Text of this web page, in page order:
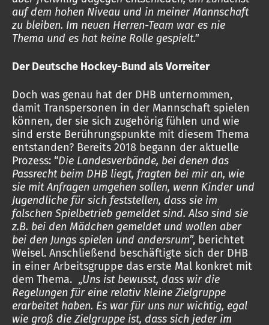
auf dem hohen Niveau und in meiner Mannschaft
zu bleiben. Im neuen Herren-Team war es nie
Thema und es hat keine Rolle gespielt."
Der Deutsche Hockey-Bund als Vorreiter
Doch was genau hat der DHB unternommen,
damit Transpersonen in der Mannschaft spielen
können, der sie sich zugehörig fühlen und wie
sind erste Berührungspunkte mit diesem Thema
entstanden? Bereits 2018 begann der aktuelle
Prozess: “Die Landesverbände, bei denen das
Passrecht beim DHB liegt, fragten bei mir an, wie
sie mit Anfragen umgehen sollen, wenn Kinder und
Jugendliche für sich feststellen, dass sie im
falschen Spielbetrieb gemeldet sind. Also sind sie
z.B. bei den Mädchen gemeldet und wollen aber
bei den Jungs spielen und andersrum”, berichtet
Weisel. Anschließend beschäftigte sich der DHB
in einer Arbeitsgruppe das erste Mal konkret mit
dem Thema. „Uns ist bewusst, dass wir die
Regelungen für eine relativ kleine Zielgruppe
erarbeitet haben. Es war für uns nur wichtig, egal
wie groß die Zielgruppe ist, dass sich jeder im